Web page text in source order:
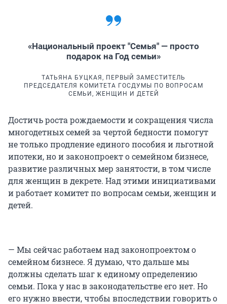
«Национальный проект "Семья" — просто
подарок на Год семьи»
ТАТЬЯНА БУЦКАЯ, ПЕРВЫЙ ЗАМЕСТИТЕЛЬ
ПРЕДСЕДАТЕЛЯ КОМИТЕТА ГОСДУМЫ ПО ВОПРОСАМ
СЕМЬИ, ЖЕНЩИН И ДЕТЕЙ
Достичь роста рождаемости и сокращения числа
многодетных семей за чертой бедности помогут
не только продление единого пособия и льготной
ипотеки, но и законопроект о семейном бизнесе,
развитие различных мер занятости, в том числе
для женщин в декрете. Над этими инициативами
и работает комитет по вопросам семьи, женщин и
детей.
— Мы сейчас работаем над законопроектом о
семейном бизнесе. Я думаю, что дальше мы
должны сделать шаг к единому определению
семьи. Пока у нас в законодательстве его нет. Но
его нужно ввести, чтобы впоследствии говорить о